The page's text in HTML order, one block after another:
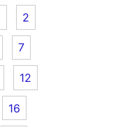
2
7
12
16